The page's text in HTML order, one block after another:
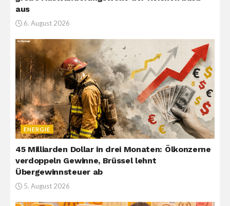
aus
6. August 2026
ENERGIE
45 Milliarden Dollar in drei Monaten: Ölkonzerne
verdoppeln Gewinne, Brüssel lehnt
Übergewinnsteuer ab
5. August 2026